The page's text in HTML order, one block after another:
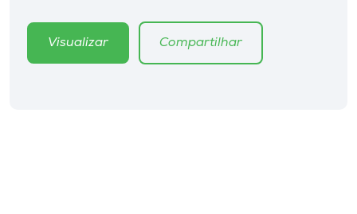
MuseuVisualizar Compartilhar